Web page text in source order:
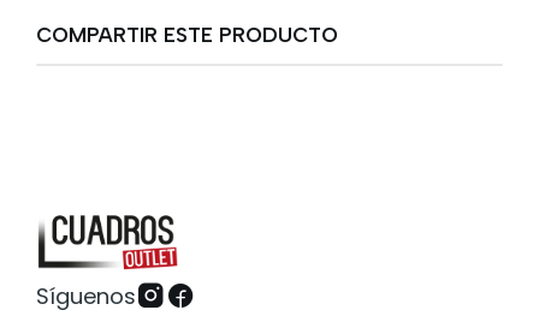
COMPARTIR ESTE PRODUCTO
Síguenos